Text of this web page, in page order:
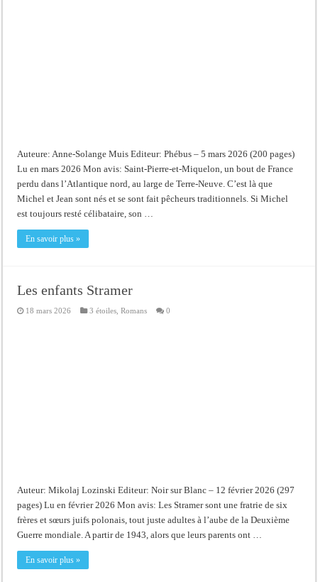
Auteure: Anne-Solange Muis Editeur: Phébus – 5 mars 2026 (200 pages)
Lu en mars 2026 Mon avis: Saint-Pierre-et-Miquelon, un bout de France
perdu dans l’Atlantique nord, au large de Terre-Neuve. C’est là que
Michel et Jean sont nés et se sont fait pêcheurs traditionnels. Si Michel
est toujours resté célibataire, son …
En savoir plus »
Les enfants Stramer
18 mars 2026 3 étoiles ,Romans 0
Auteur: Mikolaj Lozinski Editeur: Noir sur Blanc – 12 février 2026 (297
pages) Lu en février 2026 Mon avis: Les Stramer sont une fratrie de six
frères et sœurs juifs polonais, tout juste adultes à l’aube de la Deuxième
Guerre mondiale. A partir de 1943, alors que leurs parents ont …
En savoir plus »